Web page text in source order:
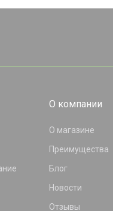
О компании
О магазине
Преимущества
Блог
Новости
Отзывы